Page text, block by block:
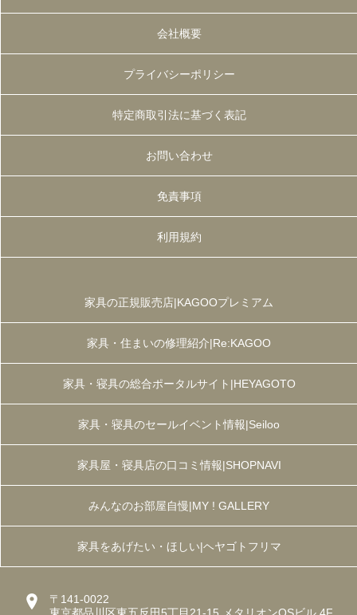
会社概要
プライバシーポリシー
特定商取引法に基づく表記
お問い合わせ
免責事項
利用規約
家具の正規販売店|KAGOOプレミアム
家具・住まいの修理紹介|Re:KAGOO
家具・寝具の総合ポータルサイト|HEYAGOTO
家具・寝具のセールイベント情報|Seiloo
家具屋・寝具店の口コミ情報|SHOPNAVI
みんなのお部屋自慢|MY ! GALLERY
家具をあげたい・ほしい|ヘヤゴトフリマ
〒141-0022
東京都品川区東五反田5丁目21-15 メタリオンOSビル 4F